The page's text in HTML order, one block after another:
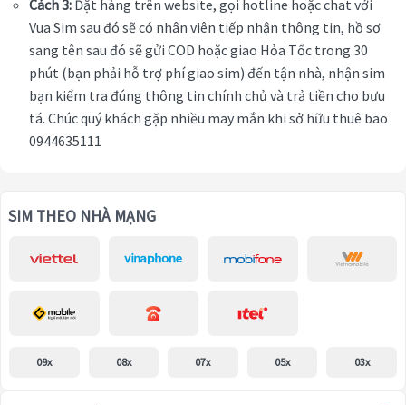
Cách 3:Đặt hàng trên website, gọi hotline hoặc chat với
Vua Sim sau đó sẽ có nhân viên tiếp nhận thông tin, hồ sơ
sang tên sau đó sẽ gửi COD hoặc giao Hỏa Tốc trong 30
phút (bạn phải hỗ trợ phí giao sim) đến tận nhà, nhận sim
bạn kiểm tra đúng thông tin chính chủ và trả tiền cho bưu
tá. Chúc quý khách gặp nhiều may mắn khi sở hữu thuê bao
0944635111
SIM THEO NHÀ MẠNG
09x 08x 07x 05x 03x